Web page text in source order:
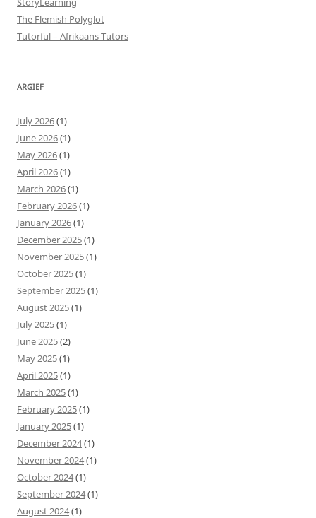
The Flemish Polyglot
Tutorful – Afrikaans Tutors
ARGIEF
July 2026(1)
June 2026(1)
May 2026(1)
April 2026(1)
March 2026(1)
February 2026(1)
January 2026(1)
December 2025(1)
November 2025(1)
October 2025(1)
September 2025(1)
August 2025(1)
July 2025(1)
June 2025(2)
May 2025(1)
April 2025(1)
March 2025(1)
February 2025(1)
January 2025(1)
December 2024(1)
November 2024(1)
October 2024(1)
September 2024(1)
August 2024(1)